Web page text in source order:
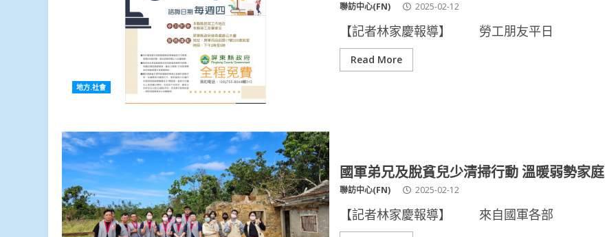
地方.社會
聯訪中心(FN) 2025-02-12
【記者林家慶報導】 勞工朋友平日
Read More
國軍弟兄及脫貧兒少清掃行動 溫暖弱勢家庭
聯訪中心(FN) 2025-02-12
【記者林家慶報導】 來自國軍各部